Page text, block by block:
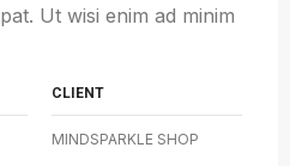
Ut wisi enim ad minim
CLIENT
MINDSPARKLE SHOP